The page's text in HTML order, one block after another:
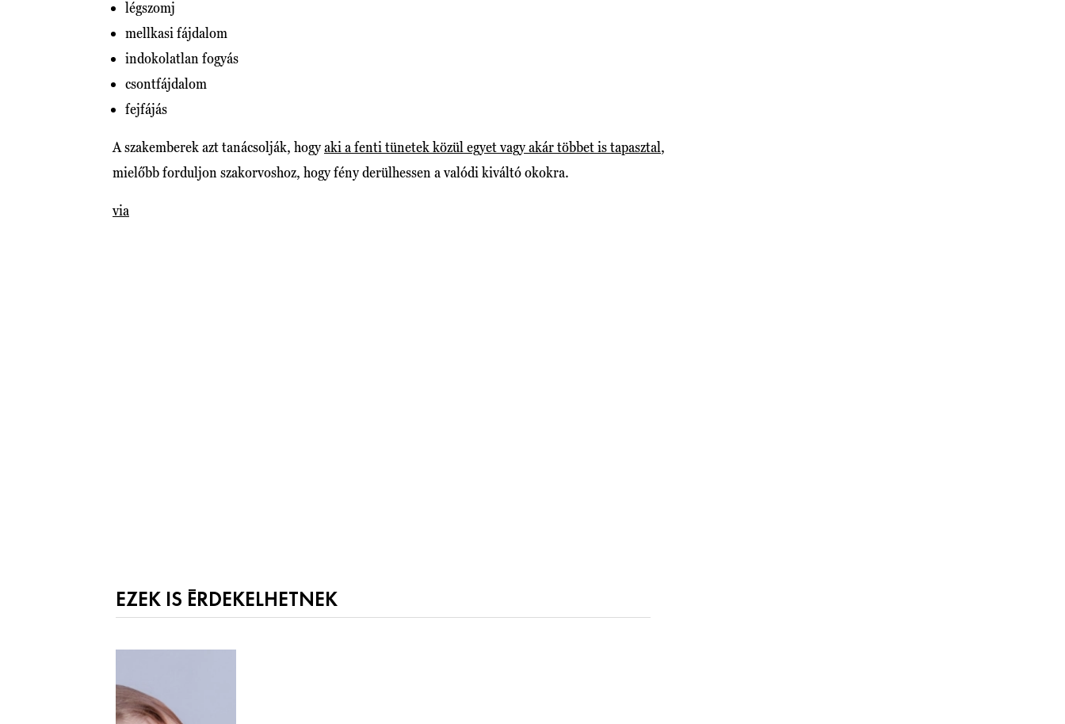
légszomj
mellkasi fájdalom
indokolatlan fogyás
csontfájdalom
fejfájás
A szakemberek azt tanácsolják, hogyaki a fenti tünetek közül egyet vagy akár többet is tapasztal,
mielőbb forduljon szakorvoshoz, hogy fény derülhessen a valódi kiváltó okokra.
via
EZEK IS ÉRDEKELHETNEK